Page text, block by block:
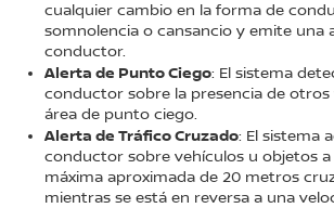
cualquier cambio en la forma de
somnolencia o cansancio y emite una
conductor.
Alerta de Punto Ciego: El sistema
conductor sobre la presencia de otros
área de punto ciego.
Alerta de Tráfico Cruzado: El sistema
conductor sobre vehículos u objetos
máxima aproximada de 20 metros
mientras se está en reversa a una